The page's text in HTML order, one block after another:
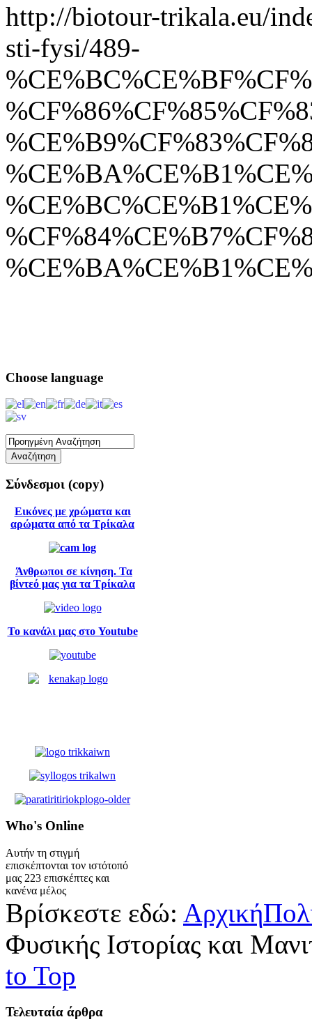
http://biotour-trikala.eu/
sti-fysi/489-
Choose language
Σύνδεσμοι (copy)
Εικόνες με χρώματα και
αρώματα από τα Τρίκαλα
Άνθρωποι σε κίνηση. Τα
βίντεό μας για τα Τρίκαλα
Το κανάλι μας στο Youtube
Who's Online
Αυτήν τη στιγμή
επισκέπτονται τον ιστότοπό
μας 223 επισκέπτες και
κανένα μέλος
Βρίσκεστε εδώ: Αρχική
Φυσικής Ιστορίας και
to Top
Τελευταία άρθρα